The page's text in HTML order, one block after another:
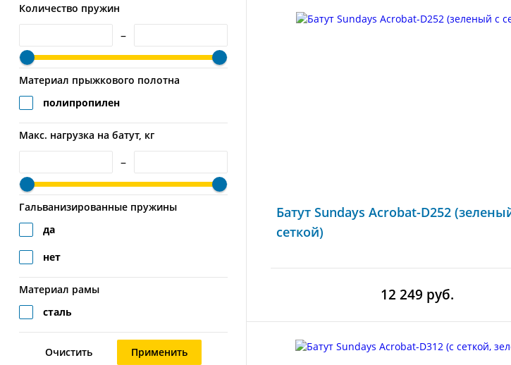
Количество пружин
–
Материал прыжкового полотна
полипропилен
Макс. нагрузка на батут, кг
–
Гальванизированные пружины
да
нет
Материал рамы
сталь
Батут Sundays Acrobat-D252
сеткой)
12 249 руб.